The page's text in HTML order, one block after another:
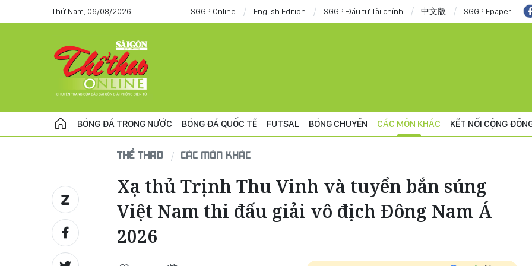
Thứ Năm, 06/08/2026 SGGP Online English Edition SGGP Đầu tư Tài chính 中文版 SGGP Epaper
BÓNG ĐÁ TRONG NƯỚC BÓNG ĐÁ QUỐC TẾ FUTSAL BÓNG CHUYỀN CÁC MÔN KHÁC KẾT NỐI CỘNG
THỂ THAO CÁC MÔN KHÁC
Xạ thủ Trịnh Thu Vinh và tuyển bắn súng
Việt Nam thi đấu giải vô địch Đông Nam Á
2026